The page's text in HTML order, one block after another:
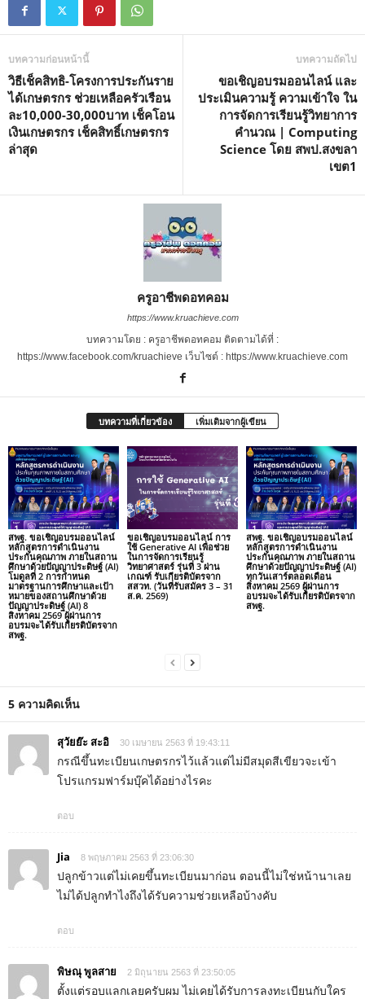
บทความก่อนหน้านี้
วิธีเช็คสิทธิ-โครงการประกันราย
ได้เกษตรกร ช่วยเหลือครัวเรือน
ละ10,000-30,000บาท เช็คโอน
เงินเกษตรกร เช็คสิทธิ์เกษตรกร
ล่าสุด
บทความถัดไป
ขอเชิญอบรมออนไลน์ และ
ประเมินความรู้ ความเข้าใจ ใน
การจัดการเรียนรู้วิทยาการ
คำนวณ | Computing
Science โดย สพป.สงขลา
เขต1
ครูอาชีพดอทคอม
https://www.kruachieve.com
บทความโดย : ครูอาชีพดอทคอม ติดตามได้ที่ :
https://www.facebook.com/kruachieve เว็บไซต์ : https://www.kruachieve.com
บทความที่เกี่ยวข้อง เพิ่มเติมจากผู้เขียน
สพฐ. ขอเชิญอบรมออนไลน์
หลักสูตรการดำเนินงาน
ประกันคุณภาพ ภายในสถาน
ศึกษาด้วยปัญญาประดิษฐ์ (AI)
โมดูลที่ 2 การกำหนด
มาตรฐานการศึกษาและเป้า
หมายของสถานศึกษาด้วย
ปัญญาประดิษฐ์ (AI) 8
สิงหาคม 2569 ผู้ผ่านการ
อบรมจะได้รับเกียรติบัตรจาก
สพฐ.
ขอเชิญอบรมออนไลน์ การ
ใช้ Generative AI เพื่อช่วย
ในการจัดการเรียนรู้
วิทยาศาสตร์ รุ่นที่ 3 ผ่าน
เกณฑ์ รับเกียรติบัตรจาก
สสวท. (วันที่รับสมัคร 3 – 31
ส.ค. 2569)
สพฐ. ขอเชิญอบรมออนไลน์
หลักสูตรการดำเนินงาน
ประกันคุณภาพ ภายในสถาน
ศึกษาด้วยปัญญาประดิษฐ์ (AI)
ทุกวันเสาร์ตลอดเดือน
สิงหาคม 2569 ผู้ผ่านการ
อบรมจะได้รับเกียรติบัตรจาก
สพฐ.
5 ความคิดเห็น
สุวัยย๊ะ สะอิ 30 เมษายน 2563 ที่ 19:43:11
กรณีขึ้นทะเบียนเกษตรกรไว้แล้วแต่ไม่มีสมุดสีเขียวจะเข้า
โปรแกรมฟาร์มบุ๊คได้อย่างไรคะ
ตอบ
Jia 8 พฤษภาคม 2563 ที่ 23:06:30
ปลูกข้าวแต่ไม่เคยขึ้นทะเบียนมาก่อน ตอนนี้ไม่ใช่หน้านาเลย
ไม่ได้ปลูกทำไงถึงได้รับความช่วยเหลือบ้างคับ
ตอบ
พิษณุ พูลสาย 2 มิถุนายน 2563 ที่ 23:50:05
ตั้งแต่รอบแลกเลยครับผม ไม่เคยได้รับการลงทะเบียนกับใคร